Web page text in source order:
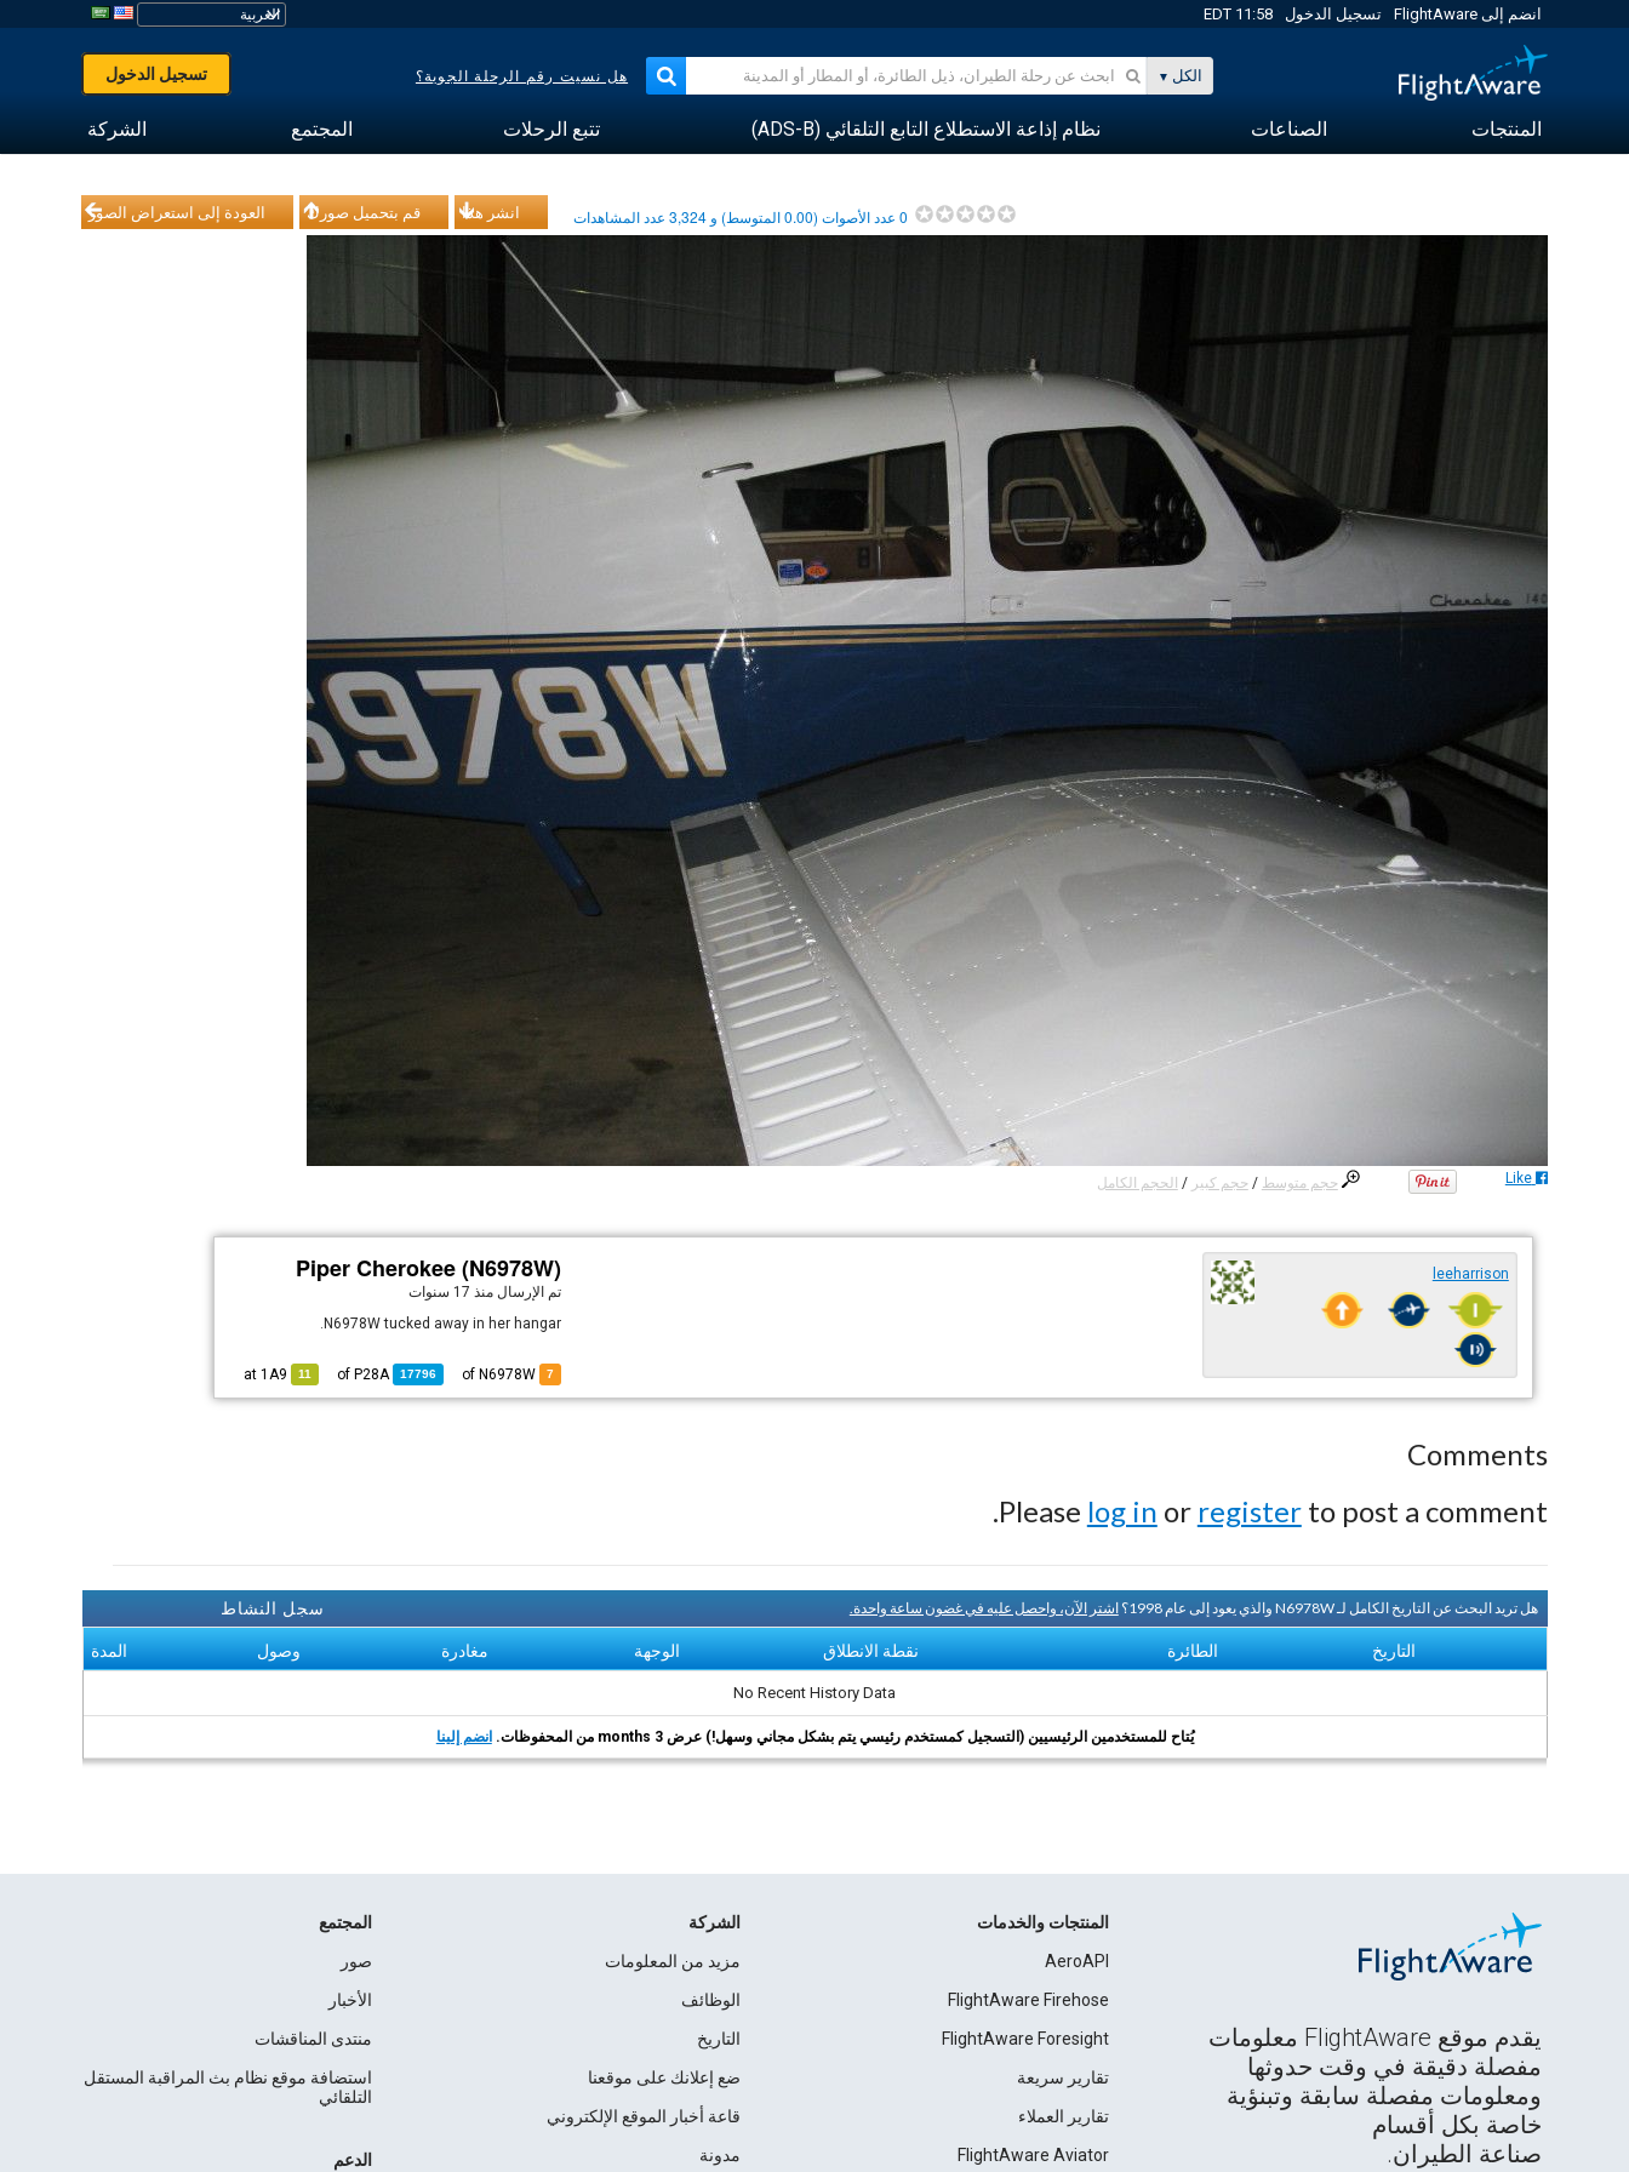
انضم إلى FlightAware تسجيل الدخول 11:58 EDT
الكل هل نسيت رقم الرحلة الجوية؟ تسجيل الدخول
المنتجات الصناعات نظام إذاعة الاستطلاع التابع التلقائي (ADS-B) تتبع الرحلات المجتمع الشركة
العودة إلى استعراض الصور قم بتحميل صورك انشر هذا 0عدد الأصوات (0.00المتوسط) و 3,324عدد المشاهدات
حجم متوسط / حجم كبير / الحجم الكامل Like
Piper Cherokee (N6978W)
تم الإرسال منذ 17 سنوات
N6978W tucked away in her hangar.
7
17796
of
P28A
11
1A9
leeharrison
Comments
Please log in or registerto post a comment.
سجل النشاط هل تريد البحث عن التاريخ الكامل لـ N6978W والذي يعود إلى عام 1998؟ اشتر الآن، واحصل عليه في غضون ساعة واحدة.
التاريخ الطائرة نقطة الانطلاق الوجهة مغادرة وصول المدة
No Recent History Data
يُتاح للمستخدمين الرئيسيين (التسجيل كمستخدم رئيسي يتم بشكل مجاني وسهل!) عرض 3 months من المحفوظات. انضم إلينا
يقدم موقع FlightAware معلومات
مفصلة دقيقة في وقت حدوثها
ومعلومات مفصلة سابقة وتبنؤية
خاصة بكل أقسام
صناعة الطيران.
المنتجات والخدمات
AeroAPI
FlightAware Firehose
FlightAware Foresight
تقارير سريعة
تقارير العملاء
FlightAware Aviator
الشركة
مزيد من المعلومات
الوظائف
التاريخ
ضع إعلانك على موقعنا
قاعة أخبار الموقع الإلكتروني
مدونة
المجتمع
صور
الأخبار
منتدى المناقشات
استضافة موقع نظام بث المراقبة المستقل
التلقائي
الدعم